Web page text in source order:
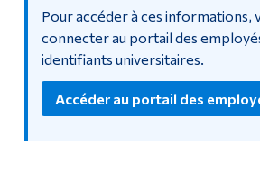
Portail des
Les employés de Dawson peuvent
portail des employés pour accéder aux
aux ressources humaines.
Pour accéder à ces informations,
connecter au portail des
identifiants universitaires.
Accéder au portail des
La vie à
Qui vous
Futurs